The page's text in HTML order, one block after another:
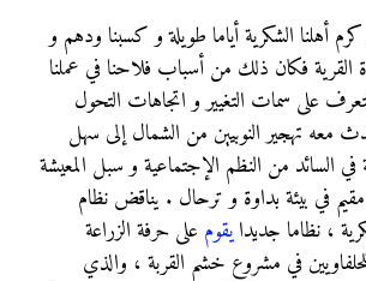
أهلنا الشكرية أياما طويلة و كسبنا ودهم و
القرية فكان ذلك من أسباب فلاحنا في عملنا
على سمات التغيير و اتجاهات التحول
معه تهجير النوبيين من الشمال إلى سهل
في السائد من النظم الإجتماعية و سبل المعيشة
في بيئة بداوة و ترحال . يناقض نظام
، نظاما جديدايقوم على حرفة الزراعة
في مشروع خشم القربة ، والذي